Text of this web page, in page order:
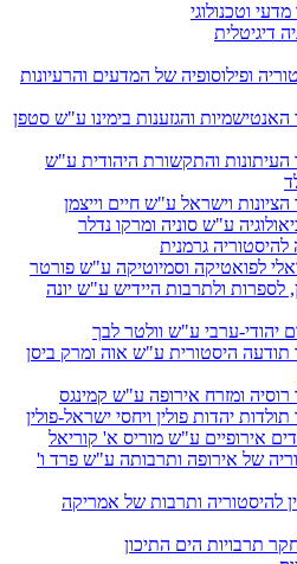
וטכנולוגי
דיגיטלית
ופילוסופיה של המדעים והרעיונות
האנטישמיות והגזענות בימינו ע"ש סטפן
העיתונות והתקשורת היהודית ע"ש
וישראל ע"ש חיים וייצמן
ע"ש סוניה ומרקו נדלר
להיסטוריה גרמנית
לפואטיקה וסמיוטיקה ע"ש פורטר
לספרות ולתרבות היידיש ע"ש יונה
יהודי-ערבי ע"ש וולטר לבך
תודעה היסטורית ע"ש אוה ומרק ביסן
רוסיה ומזרח אירופה ע"ש קמינגס
יהדות פולין ויחסי ישראל-פולין
אירופיים ע"ש מוריס א' קוריאל
של אירופה ותרבותה ע"ש פרד ו'
להיסטוריה ותרבות של אמריקה
תרבויות הים התיכון